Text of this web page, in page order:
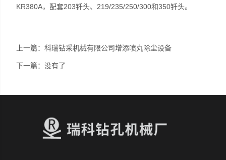
KR380A，配套203钎头、219/235/250/300和350钎头。
上一篇：科瑞钻采机械有限公司增添喷丸除尘设备
下一篇：没有了